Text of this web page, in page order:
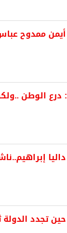
ممدوح
درع الوطن
تجدد الدولة